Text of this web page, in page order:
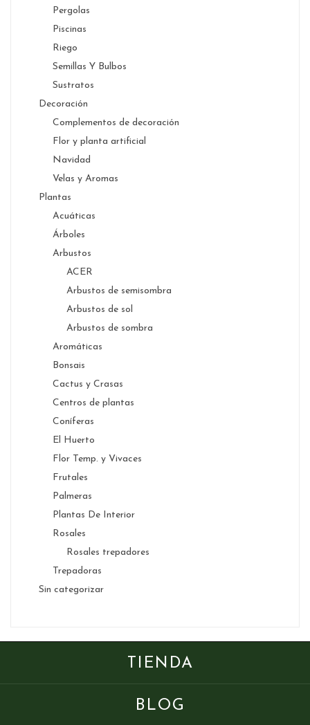
Pergolas
Piscinas
Riego
Semillas Y Bulbos
Sustratos
Decoración
Complementos de decoración
Flor y planta artificial
Navidad
Velas y Aromas
Plantas
Acuáticas
Árboles
Arbustos
ACER
Arbustos de semisombra
Arbustos de sol
Arbustos de sombra
Aromáticas
Bonsais
Cactus y Crasas
Centros de plantas
Coníferas
El Huerto
Flor Temp. y Vivaces
Frutales
Palmeras
Plantas De Interior
Rosales
Rosales trepadores
Trepadoras
Sin categorizar
TIENDA
BLOG